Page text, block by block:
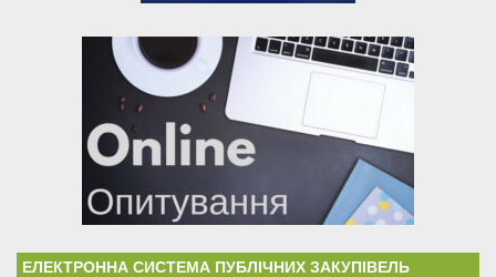
ЕЛЕКТРОННА СИСТЕМА ПУБЛІЧНИХ ЗАКУПІВЕЛЬ